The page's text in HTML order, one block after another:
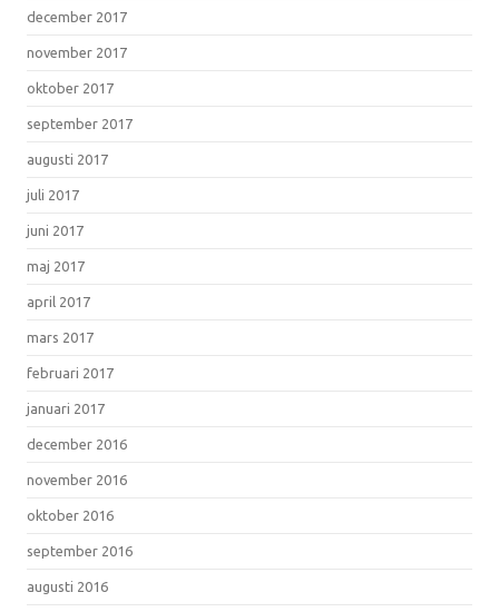
december 2017
november 2017
oktober 2017
september 2017
augusti 2017
juli 2017
juni 2017
maj 2017
april 2017
mars 2017
februari 2017
januari 2017
december 2016
november 2016
oktober 2016
september 2016
augusti 2016